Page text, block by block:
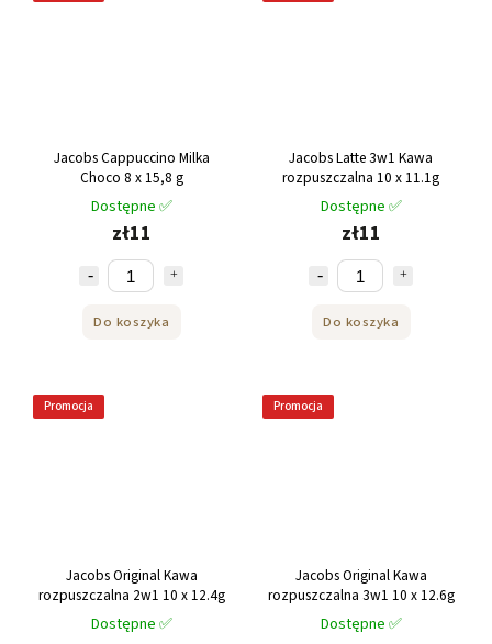
Jacobs Cappuccino Milka
Choco 8 x 15,8 g
Dostępne ✅
zł11
Do koszyka
Jacobs Latte 3w1 Kawa
rozpuszczalna 10 x 11.1g
Dostępne ✅
zł11
Do koszyka
Promocja
Jacobs Original Kawa
rozpuszczalna 2w1 10 x 12.4g
Dostępne ✅
Promocja
Jacobs Original Kawa
rozpuszczalna 3w1 10 x 12.6g
Dostępne ✅